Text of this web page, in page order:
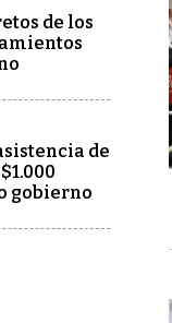
de los
de
gobierno